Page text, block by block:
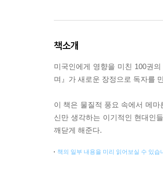
책소개
미국인에게 영향을 미친 100권
며』가 새로운 장정으로 독자를
이 책은 물질적 풍요 속에서 메
신만 생각하는 이기적인 현대인
깨닫게 해준다.
책의 일부 내용을 미리 읽어보실 수 있습